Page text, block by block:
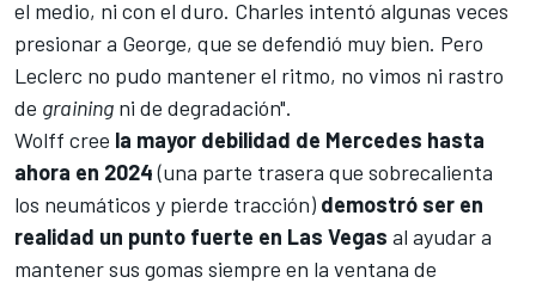
el medio, ni con el duro. Charles intentó algunas veces
presionar a George, que se defendió muy bien. Pero
Leclerc no pudo mantener el ritmo, no vimos ni rastro
de graining ni de degradación".
Wolff cree la mayor debilidad de Mercedes hasta
ahora en 2024(una parte trasera que sobrecalienta
los neumáticos y pierde tracción) demostró ser en
realidad un punto fuerte en Las Vegas al ayudar a
mantener sus gomas siempre en la ventana de